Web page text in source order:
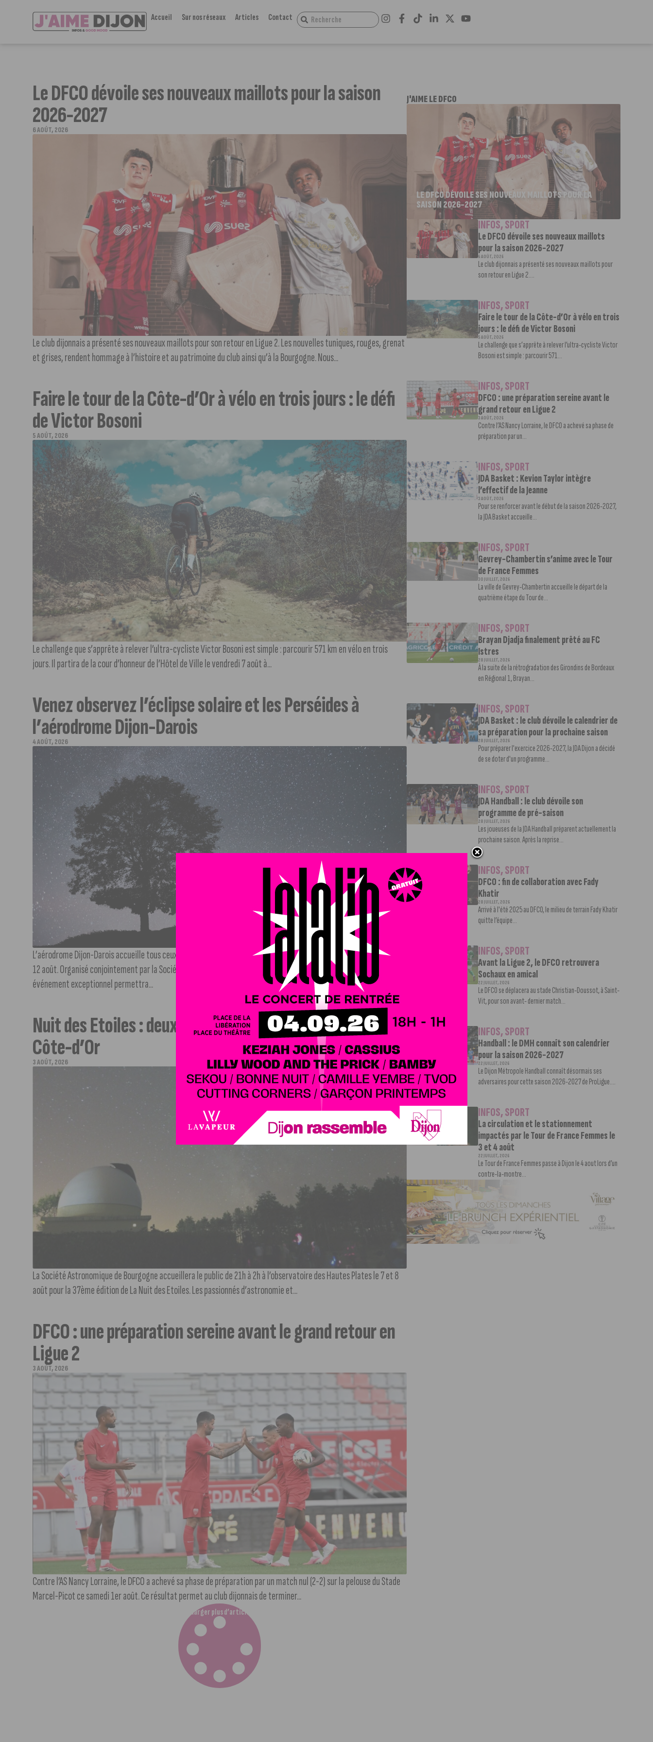
Accueil Sur nos réseaux Articles Contact
Le DFCO dévoile ses nouveaux maillots pour la saison
2026-2027
6 AOÛT, 2026
Le club dijonnais a présenté ses nouveaux maillots pour son retour en Ligue 2. Les nouvelles tuniques, rouges, grenat
et grises, rendent hommage à l’histoire et au patrimoine du club ainsi qu’à la Bourgogne. Nous...
Faire le tour de la Côte-d’Or à vélo en trois jours : le défi
de Victor Bosoni
5 AOÛT, 2026
Le challenge que s’apprête à relever l’ultra-cycliste Victor Bosoni est simple : parcourir 571 km en vélo en trois
jours. Il partira de la cour d’honneur de l’Hôtel de Ville le vendredi 7 août à...
Venez observez l’éclipse solaire et les Perséides à
l’aérodrome Dijon-Darois
4 AOÛT, 2026
L’aérodrome Dijon-Darois accueille tous ceux qui voudront profiter de l’éclipse solaire et des Perséides ce mercredi
12 août. Organisé conjointement par la Société Astronomique de Bourgogne et l’aéroclub de la Côte-d’Or, cet
événement exceptionnel permettra...
Nuit des Etoiles : deux soirées pour observer le ciel de
Côte-d’Or
3 AOÛT, 2026
La Société Astronomique de Bourgogne accueillera le public de 21h à 2h à l’observatoire des Hautes Plates le 7 et 8
août pour la 37ème édition de La Nuit des Etoiles. Les passionnés d’astronomie et...
DFCO : une préparation sereine avant le grand retour en
Ligue 2
3 AOÛT, 2026
Contre l’AS Nancy Lorraine, le DFCO a achevé sa phase de préparation par un match nul (2-2) sur la pelouse du Stade
Marcel-Picot ce samedi 1er août. Ce résultat permet au club dijonnais de terminer...
Charger plus d’articles
J'AIME LE DFCO
LE DFCO DÉVOILE SES NOUVEAUX MAILLOTS POUR LA
SAISON 2026-2027
INFOS,SPORT
Le DFCO dévoile ses nouveaux maillots
pour la saison 2026-2027
6 AOÛT, 2026
Le club dijonnais a présenté ses nouveaux maillots pour
son retour en Ligue 2....
INFOS,SPORT
Faire le tour de la Côte-d’Or à vélo en trois
jours : le défi de Victor Bosoni
5 AOÛT, 2026
Le challenge que s’apprête à relever l’ultra-cycliste Victor
Bosoni est simple : parcourir 571...
INFOS,SPORT
DFCO : une préparation sereine avant le
grand retour en Ligue 2
3 AOÛT, 2026
Contre l’AS Nancy Lorraine, le DFCO a achevé sa phase de
préparation par un...
INFOS,SPORT
JDA Basket : Kevion Taylor intègre
l’effectif de la Jeanne
3 AOÛT, 2026
Pour se renforcer avant le début de la saison 2026-2027,
la JDA Basket accueille...
INFOS,SPORT
Gevrey-Chambertin s’anime avec le Tour
de France Femmes
30 JUILLET, 2026
La ville de Gevrey-Chambertin accueille le départ de la
quatrième étape du Tour de...
INFOS,SPORT
Brayan Djadja finalement prêté au FC
Istres
28 JUILLET, 2026
À la suite de la rétrogradation des Girondins de Bordeaux
en Régional 1, Brayan...
INFOS,SPORT
JDA Basket : le club dévoile le calendrier de
sa préparation pour la prochaine saison
28 JUILLET, 2026
Pour préparer l'exercice 2026-2027, la JDA Dijon a décidé
de se doter d'un programme...
INFOS,SPORT
JDA Handball : le club dévoile son
programme de pré-saison
28 JUILLET, 2026
Les joueuses de la JDA Handball préparent actuellement la
prochaine saison. Après la reprise...
INFOS,SPORT
DFCO : fin de collaboration avec Fady
Khatir
28 JUILLET, 2026
Arrivé à l'été 2025 au DFCO, le milieu de terrain Fady Khatir
quitte l’équipe...
INFOS,SPORT
Avant la Ligue 2, le DFCO retrouvera
Sochaux en amical
22 JUILLET, 2026
Le DFCO se déplacera au stade Christian-Doussot, à Saint-
Vit, pour son avant- dernier match...
INFOS,SPORT
Handball : le DMH connaît son calendrier
pour la saison 2026-2027
22 JUILLET, 2026
Le Dijon Métropole Handball connaît désormais ses
adversaires pour cette saison 2026-2027 de ProLigue....
INFOS,SPORT
La circulation et le stationnement
impactés par le Tour de France Femmes le
3 et 4 août
22 JUILLET, 2026
Le Tour de France Femmes passe à Dijon le 4 aout lors d’un
contre-la-montre...